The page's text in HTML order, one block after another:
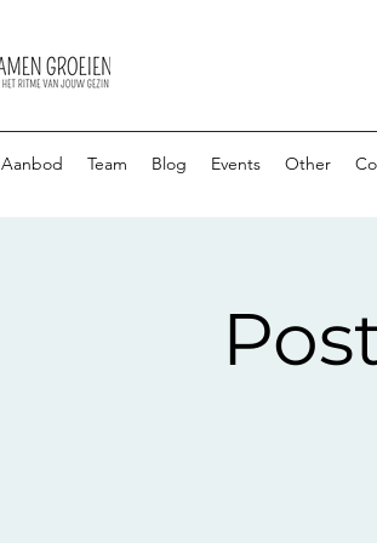
Aanbod Team Blog Events Other